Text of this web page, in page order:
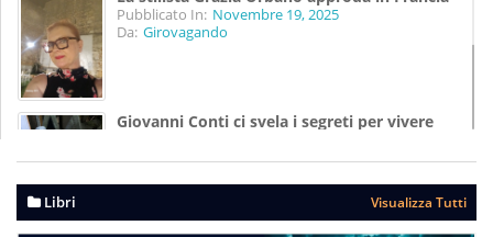
Pubblicato In: Novembre 19, 2025
Da: Girovagando
Giovanni Conti ci svela i segreti per vivere
Pubblicato In: Agosto 07, 2025 Da: Girovagando
Libri Visualizza Tutti